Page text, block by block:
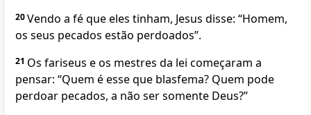
20Vendo a fé que eles tinham, Jesus disse: “Homem,
os seus pecados estão perdoados”.
21 Os fariseus e os mestres da lei começaram a
pensar: “Quem é esse que blasfema? Quem pode
perdoar pecados, a não ser somente Deus?”